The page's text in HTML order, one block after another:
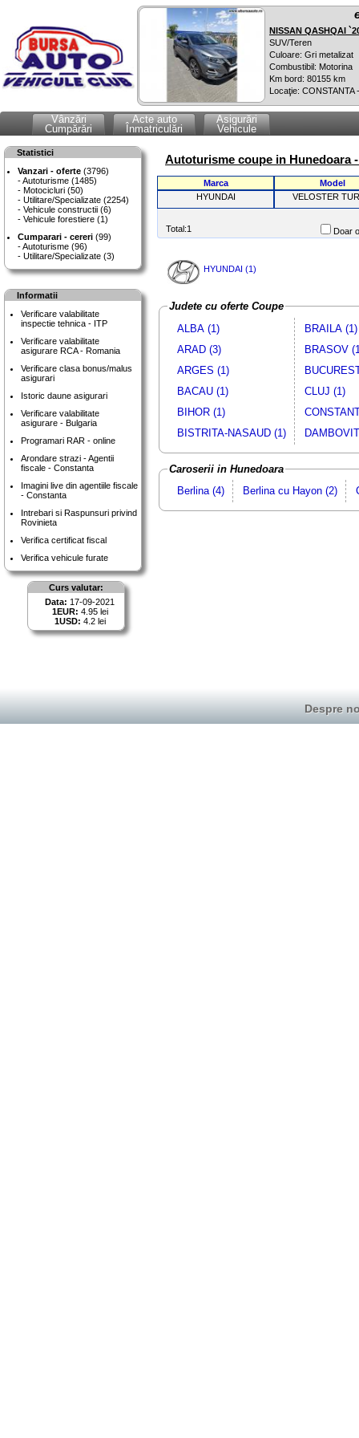
NISSAN QASHQAI
SUV/Teren
Culoare: Gri metalizat
Combustibil: Motorina
Km bord: 80155 km
Locaţie: CONSTANTA
Vânzări
Cumpărări
Acte auto
Înmatriculări
Asigurări
Vehicule
Statistici
Vanzari - oferte (3796)
Autoturisme (1485)
Motocicluri (50)
Utilitare/Specializate (2254)
Vehicule constructii (6)
Vehicule forestiere (1)
Cumparari - cereri (99)
Autoturisme (96)
Utilitare/Specializate (3)
Informatii
Verificare valabilitate
inspectie tehnica - ITP
Verificare valabilitate
asigurare RCA - Romania
Verificare clasa bonus/malus
asigurari
Istoric daune asigurari
Verificare valabilitate
asigurare - Bulgaria
Programari RAR - online
Arondare strazi - Agentii
fiscale - Constanta
Imagini live din agentiile fiscale
- Constanta
Intrebari si Raspunsuri privind
Rovinieta
Verifica certificat fiscal
Verifica vehicule furate
Curs valutar:
Data: 17-09-2021
1EUR: 4.95 lei
1USD: 4.2 lei
Autoturisme coupe in Hunedoara
Marca
Model
HYUNDAI
VELOSTER
Total:1 Doar
HYUNDAI (1)
Judete cu oferte Coupe
ALBA (1)
ARAD (3)
ARGES (1)
BACAU (1)
BIHOR (1)
BISTRITA-NASAUD (1)
BRAILA (1)
BRASOV
CLUJ (1)
Caroserii in Hunedoara
Berlina (4)
Berlina cu Hayon (2)
Despre